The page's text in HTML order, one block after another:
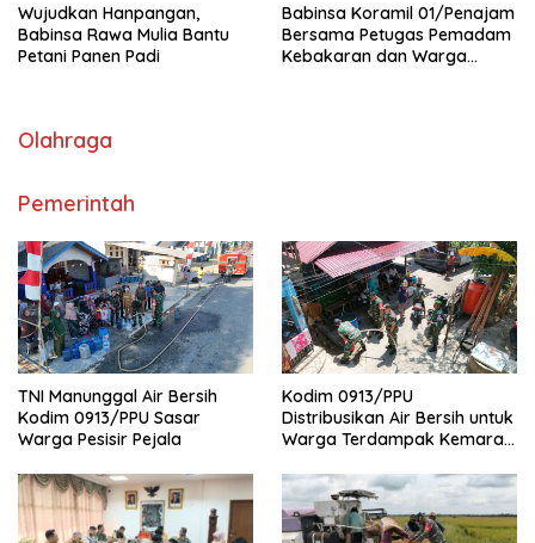
Wujudkan Hanpangan,
Babinsa Rawa Mulia Bantu
Petani Panen Padi
Babinsa Koramil 01/Penajam
Bersama Petugas Pemadam
Kebakaran dan Warga
Olahraga
Pemerintah
TNI Manunggal Air Bersih
Kodim 0913/PPU Sasar
Warga Pesisir Pejala
Kodim 0913/PPU
Distribusikan Air Bersih untuk
Warga Terdampak Kemarau